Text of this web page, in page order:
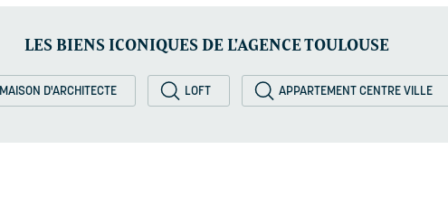
LES BIENS ICONIQUES DE L'AGENCE TOULOUSE
MAISON D'ARCHITECTE LOFT APPARTEMENT CENTRE VILLE